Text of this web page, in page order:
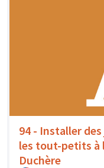
94 - Installer
les tout-petits à
Duchère